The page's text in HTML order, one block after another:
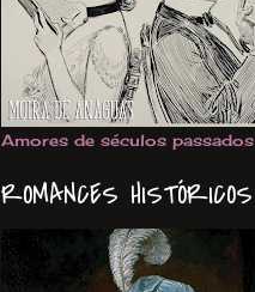
Amores de séculos passados
ROMANCES HISTÓRICOS